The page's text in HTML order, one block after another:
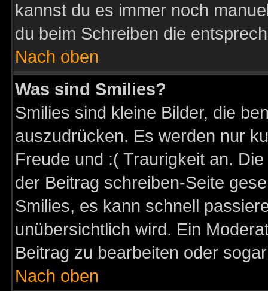
kannst du es immer noch
du beim Schreiben die
Nach oben
Was sind Smilies?
Smilies sind kleine Bilder, die
auszudrücken. Es werden nur
Freude und :( Traurigkeit an.
der Beitrag schreiben-Seite
Smilies, es kann schnell
unübersichtlich wird. Ein
Beitrag zu bearbeiten oder
Nach oben